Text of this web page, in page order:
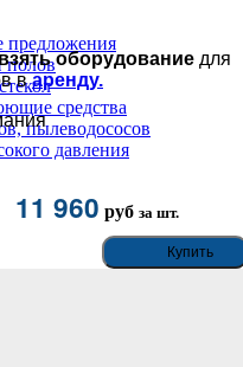
предложения
полов
средства
пылеводососов
давления
оборудование для
в аренду.
11 960 руб за шт.